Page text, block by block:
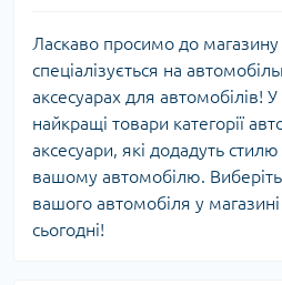
Ласкаво просимо до
спеціалізується на
аксесуарах для автомобілів!
найкращі товари категорії
аксесуари, які додадуть
вашому автомобілю.
вашого автомобіля у
сьогодні!